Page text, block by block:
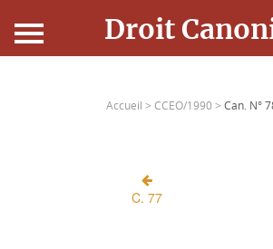
Droit
Accueil > CCEO/1990 > Can. N°
C. 77